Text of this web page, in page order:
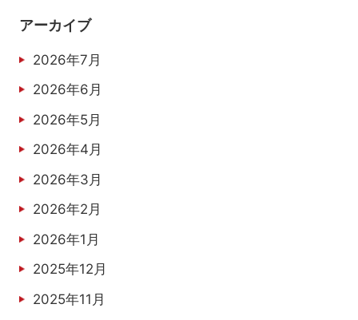
アーカイブ
2026年7月
2026年6月
2026年5月
2026年4月
2026年3月
2026年2月
2026年1月
2025年12月
2025年11月